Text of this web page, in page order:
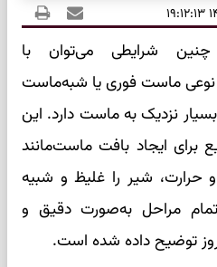
شرایطی می‌توان با
نوعی ماست فوری یا شبه‌ماست
نزدیک به ماست دارد. این
ایجاد بافت ماست‌مانند
شیر را غلیظ و شبیه
مراحل به‌صورت دقیق و
توضیح داده شده است.